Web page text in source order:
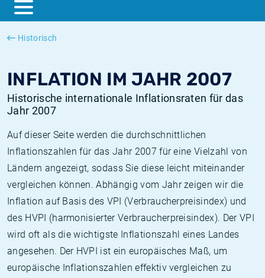
Historisch
INFLATION IM JAHR 2007
Historische internationale Inflationsraten für das
Jahr 2007
Auf dieser Seite werden die durchschnittlichen
Inflationszahlen für das Jahr 2007 für eine Vielzahl von
Ländern angezeigt, sodass Sie diese leicht miteinander
vergleichen können. Abhängig vom Jahr zeigen wir die
Inflation auf Basis des VPI (Verbraucherpreisindex) und
des HVPI (harmonisierter Verbraucherpreisindex). Der VPI
wird oft als die wichtigste Inflationszahl eines Landes
angesehen. Der HVPI ist ein europäisches Maß, um
europäische Inflationszahlen effektiv vergleichen zu
ESTER
SONIA
Deutsche inflation
Europäische inflation
Historische SOFR-Sätze
Historische SONIA-Sätze